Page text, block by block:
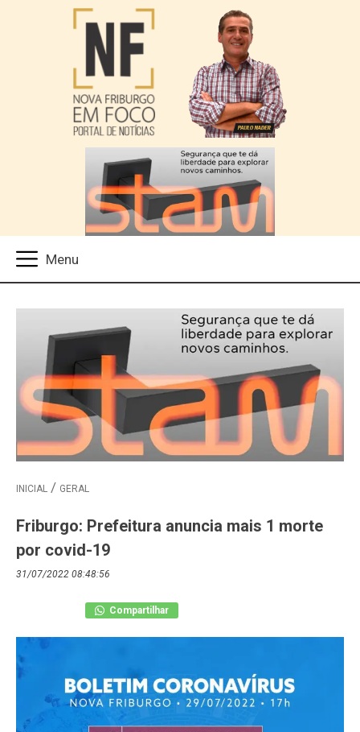
INICIAL GERAL
Friburgo: Prefeitura anuncia mais 1 morte
por covid-19
31/07/2022 08:48:56
Compartilhar